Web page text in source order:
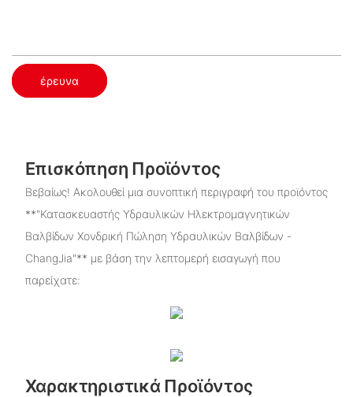
έρευνα
Επισκόπηση Προϊόντος
Βεβαίως! Ακολουθεί μια συνοπτική περιγραφή του προϊόντος
**"Κατασκευαστής Υδραυλικών Ηλεκτρομαγνητικών
Βαλβίδων Χονδρική Πώληση Υδραυλικών Βαλβίδων -
ChangJia"** με βάση την λεπτομερή εισαγωγή που
παρείχατε:
Χαρακτηριστικά Προϊόντος